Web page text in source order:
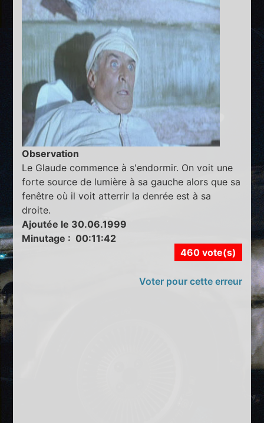
Observation
Le Glaude commence à s'endormir. On voit une
forte source de lumière à sa gauche alors que sa
fenêtre où il voit atterrir la denrée est à sa
droite.
Ajoutée le 30.06.1999
Minutage : 00:11:42
460 vote(s)
Voter pour cette erreur